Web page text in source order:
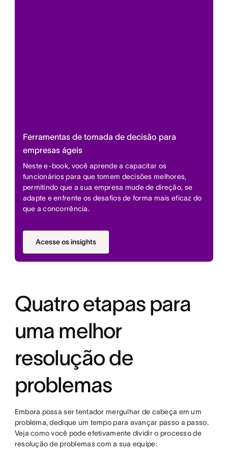
Ferramentas de tomada de decisão para
empresas ágeis
Neste e-book, você aprende a capacitar os
funcionários para que tomem decisões melhores,
permitindo que a sua empresa mude de direção, se
adapte e enfrente os desafios de forma mais eficaz do
que a concorrência.
Acesse os insights
Quatro etapas para
uma melhor
resolução de
problemas
Embora possa ser tentador mergulhar de cabeça em um
problema, dedique um tempo para avançar passo a passo.
Veja como você pode efetivamente dividir o processo de
resolução de problemas com a sua equipe: